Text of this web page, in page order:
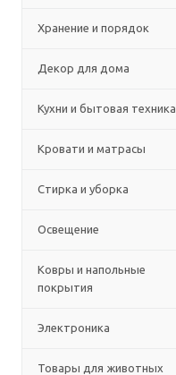
Хранение и порядок
Декор для дома
Кухни и бытовая техника
Кровати и матрасы
Стирка и уборка
Освещение
Ковры и напольные
покрытия
Электроника
Товары для животных